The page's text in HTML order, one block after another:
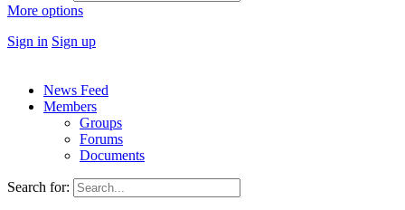
More options
Sign in Sign up
News Feed
Members
Groups
Forums
Documents
Search for: